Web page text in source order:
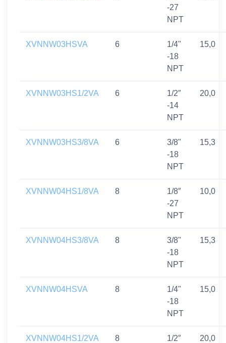
-27
NPT
XVNNW03HSVA 6
1/4"
-18
NPT
15,0
XVNNW03HS1/2VA 6
1/2″
-14
NPT
20,0
XVNNW03HS3/8VA 6
3/8"
-18
NPT
15,3
XVNNW04HS1/8VA 8
1/8″
-27
NPT
10,0
XVNNW04HS3/8VA 8
3/8"
-18
NPT
15,3
XVNNW04HSVA 8
1/4"
-18
NPT
15,0
XVNNW04HS1/2VA 8
1/2″
20,0